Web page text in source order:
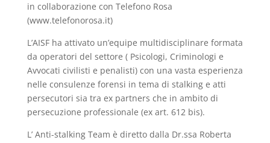
in collaborazione con Telefono Rosa
(www.telefonorosa.it)
L’AISF ha attivato un’equipe multidisciplinare formata
da operatori del settore ( Psicologi, Criminologi e
Avvocati civilisti e penalisti) con una vasta esperienza
nelle consulenze forensi in tema di stalking e atti
persecutori sia tra ex partners che in ambito di
persecuzione professionale (ex art. 612 bis).
L’ Anti-stalking Team è diretto dalla Dr.ssa Roberta